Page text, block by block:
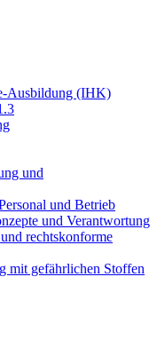
Ausbildung (IHK)
und
und Betrieb
und Verantwortung
rechtskonforme
mit gefährlichen Stoffen